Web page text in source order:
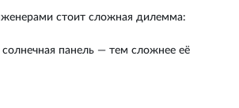
стоит сложная дилемма:
панель — тем сложнее её